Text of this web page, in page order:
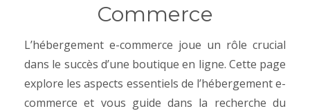
Commerce
L’hébergement e-commerce joue un rôle crucial
dans le succès d’une boutique en ligne. Cette page
explore les aspects essentiels de l’hébergement e-
commerce et vous guide dans la recherche du